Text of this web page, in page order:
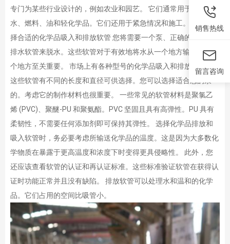
专门为某些行业设计的，例如农业和园艺。 它们通常用于运输
水、燃料、油和轻化学品。它们还用于紧急情况和施工。 如何选
择合适的化学品吸入和排放软管 您将需要一个泵、正确的吸水和
排水软管来脱水。这些软管对于有效地将水从一个地方输送到另一
个地方至关重要。 市场上有各种型号的化学品吸入和排放软管。
这些软管有不同的长度和直径可供选择。您可以选择适合您的泵
的。考虑它的制作材料也很重要。 一些常见的软管材料是聚氯乙
烯 (PVC)、聚醚-PU 和聚氨酯。PVC 坚固且具有高弹性。PU 具有
柔韧性，不需要任何添加剂即可保持其弹性。 选择化学品排放和
吸入软管时，务必要考虑所输送化学品的温度。这是因为大多数化
学物质在暴露于更高温度和浓度下时变得更具侵略性。 此外，您
还应该查看软管的认证和再认证标准。这些标准验证软管在获得认
证时功能正常并且没有缺陷。 排放软管可以处理水和温和的化学
品。它们占用的空间比吸管小。
销售热线
留言咨询